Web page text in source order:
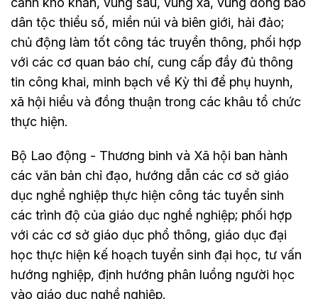
dân tộc thiểu số, miền núi và biên giới, hải đảo;
chủ động làm tốt công tác truyền thông, phối hợp
với các cơ quan báo chí, cung cấp đầy đủ thông
tin công khai, minh bạch về Kỳ thi để phụ huynh,
xã hội hiểu và đồng thuận trong các khâu tổ chức
thực hiện.
Bộ Lao động - Thương binh và Xã hội ban hành
các văn bản chỉ đạo, hướng dẫn các cơ sở giáo
dục nghề nghiệp thực hiện công tác tuyển sinh
các trình độ của giáo dục nghề nghiệp; phối hợp
với các cơ sở giáo dục phổ thông, giáo dục đại
học thực hiện kế hoạch tuyển sinh đại học, tư vấn
hướng nghiệp, định hướng phân luồng người học
vào giáo dục nghề nghiệp.